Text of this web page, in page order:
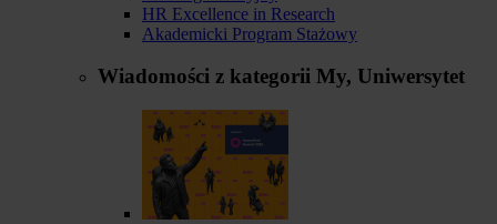
HR Excellence in Research
Akademicki Program Stażowy
Wiadomości z kategorii My, Uniwersytet